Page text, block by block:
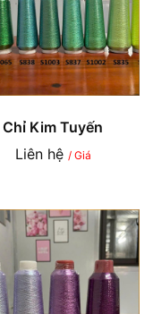
Chỉ Kim Tuyến
Liên hệ / Giá